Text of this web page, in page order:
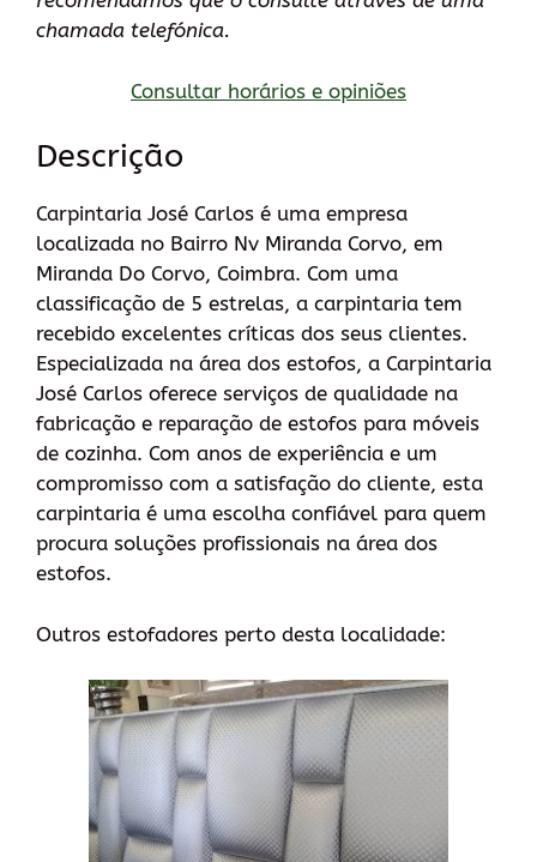
chamada telefónica.
Consultar horários e opiniões
Descrição
Carpintaria José Carlos é uma empresa
localizada no Bairro Nv Miranda Corvo, em
Miranda Do Corvo, Coimbra. Com uma
classificação de 5 estrelas, a carpintaria tem
recebido excelentes críticas dos seus clientes.
Especializada na área dos estofos, a Carpintaria
José Carlos oferece serviços de qualidade na
fabricação e reparação de estofos para móveis
de cozinha. Com anos de experiência e um
compromisso com a satisfação do cliente, esta
carpintaria é uma escolha confiável para quem
procura soluções profissionais na área dos
estofos.
Outros estofadores perto desta localidade: